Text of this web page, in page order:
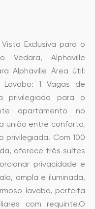
Exclusiva para o
Vedara, Alphaville
Alphaville Área útil:
1 Vagas de
privilegiada para o
apartamento no
união entre conforto,
privilegiada. Com 100
oferece três suítes
privacidade e
ampla e iluminada,
lavabo, perfeita
com requinte.O